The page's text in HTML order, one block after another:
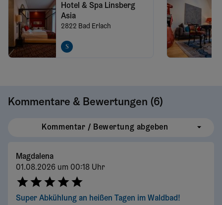
Hotel & Spa Linsberg
Asia
2822 Bad Erlach
Kommentare & Bewertungen (6)
Kommentar / Bewertung abgeben
Magdalena
01.08.2026 um 00:18 Uhr
Super Abkühlung an heißen Tagen im Waldbad!